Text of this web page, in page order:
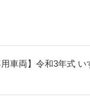
用車両】令和3年式